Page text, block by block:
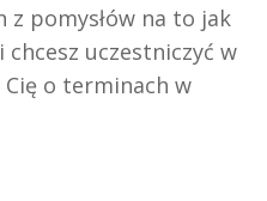
z pomysłów na to jak
uczestniczyć w
o terminach w